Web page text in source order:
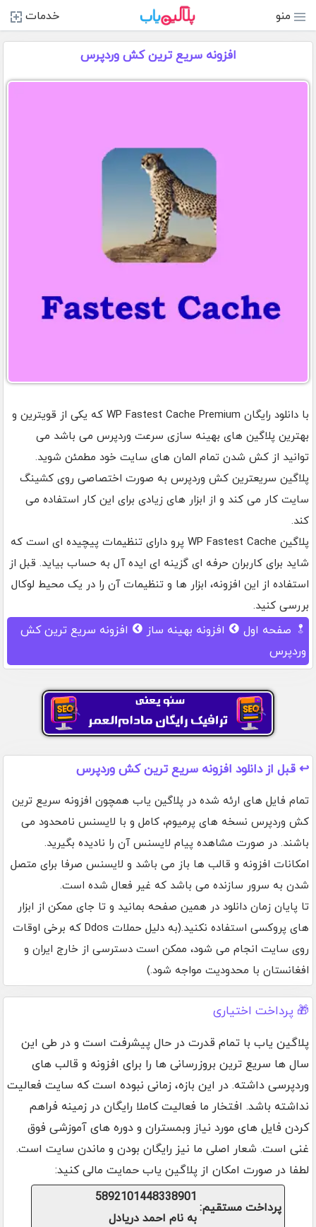
منو خدمات
افزونه سریع ترین کش وردپرس
با دانلود رایگان WP Fastest Cache Premium که یکی از قویترین و
بهترین پلاگین های بهینه سازی سرعت وردپرس می باشد می
توانید از کش شدن تمام المان های سایت خود مطمئن شوید.
پلاگین سریعترین کش وردپرس به صورت اختصاصی روی کشینگ
سایت کار می کند و از ابزار های زیادی برای این کار استفاده می
کند.
پلاگین WP Fastest Cache پرو دارای تنظیمات پیچیده ای است که
شاید برای کاربران حرفه ای گزینه ای ایده آل به حساب بیاید. قبل از
استفاده از این افزونه، ابزار ها و تنظیمات آن را در یک محیط لوکال
بررسی کنید.
صفحه اول افزونه بهینه ساز
افزونه سریع ترین کش
وردپرس
↩️ قبل از دانلود افزونه سریع ترین کش وردپرس
تمام فایل های ارئه شده در پلاگین یاب همچون افزونه سریع ترین
کش وردپرس نسخه های پرمیوم، کامل و با لایسنس نامحدود می
باشند. در صورت مشاهده پیام لایسنس آن را نادیده بگیرید.
امکانات افزونه و قالب ها باز می باشد و لایسنس صرفا برای متصل
شدن به سرور سازنده می باشد که غیر فعال شده است.
تا پایان زمان دانلود در همین صفحه بمانید و تا جای ممکن از ابزار
های پروکسی استفاده نکنید.(به دلیل حملات Ddos که برخی اوقات
روی سایت انجام می شود، ممکن است دسترسی از خارج ایران و
افغانستان با محدودیت مواجه شود.)
🎁 پرداخت اختیاری
پلاگین یاب با تمام قدرت در حال پیشرفت است و در طی این
سال ها سریع ترین بروزرسانی ها را برای افزونه و قالب های
وردپرسی داشته. در این بازه، زمانی نبوده است که سایت فعالیت
نداشته باشد. افتخار ما فعالیت کاملا رایگان در زمینه فراهم
کردن فایل های مورد نیاز وبمستران و دوره های آموزشی فوق
غنی است. شعار اصلی ما نیز رایگان بودن و ماندن سایت است.
لطفا در صورت امکان از پلاگین یاب حمایت مالی کنید:
پرداخت مستقیم:
5892101448338901
به نام احمد دریادل